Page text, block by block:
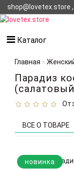
shop@lovetex.store
Каталог
Главная
Парадиз
ВСЕ О ТОВАРЕ
новинка